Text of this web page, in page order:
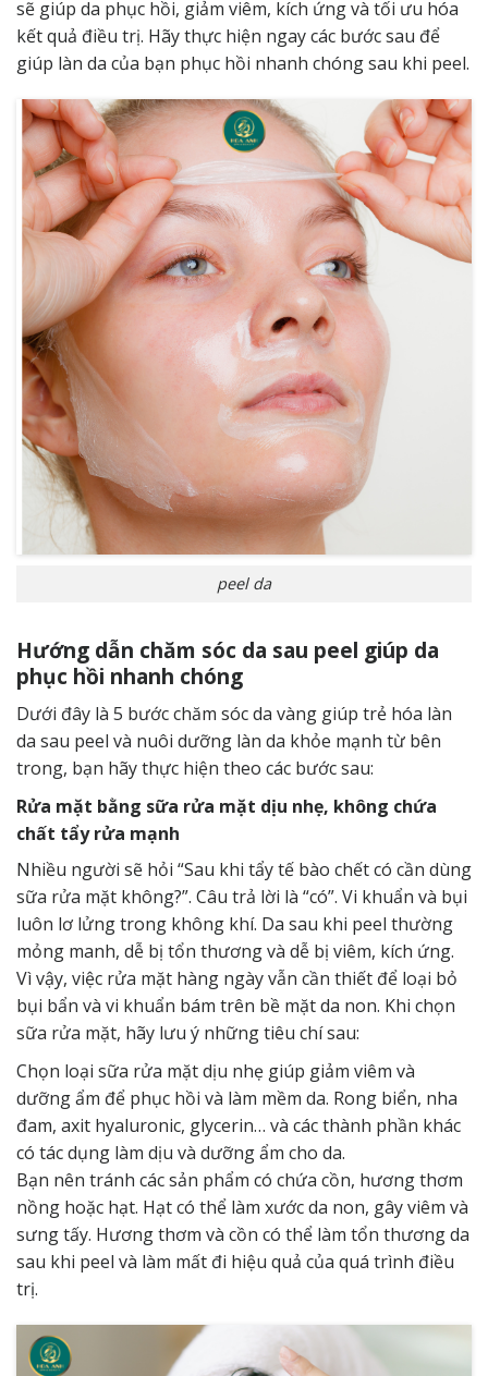
sẽ giúp da phục hồi, giảm viêm, kích ứng và tối ưu hóa
kết quả điều trị. Hãy thực hiện ngay các bước sau để
giúp làn da của bạn phục hồi nhanh chóng sau khi peel.
peel da
Hướng dẫn chăm sóc da sau peel giúp da
phục hồi nhanh chóng
Dưới đây là 5 bước chăm sóc da vàng giúp trẻ hóa làn
da sau peel và nuôi dưỡng làn da khỏe mạnh từ bên
trong, bạn hãy thực hiện theo các bước sau:
Rửa mặt bằng sữa rửa mặt dịu nhẹ, không chứa
chất tẩy rửa mạnh
Nhiều người sẽ hỏi “Sau khi tẩy tế bào chết có cần dùng
sữa rửa mặt không?”. Câu trả lời là “có”. Vi khuẩn và bụi
luôn lơ lửng trong không khí. Da sau khi peel thường
mỏng manh, dễ bị tổn thương và dễ bị viêm, kích ứng.
Vì vậy, việc rửa mặt hàng ngày vẫn cần thiết để loại bỏ
bụi bẩn và vi khuẩn bám trên bề mặt da non. Khi chọn
sữa rửa mặt, hãy lưu ý những tiêu chí sau:
Chọn loại sữa rửa mặt dịu nhẹ giúp giảm viêm và
dưỡng ẩm để phục hồi và làm mềm da. Rong biển, nha
đam, axit hyaluronic, glycerin… và các thành phần khác
có tác dụng làm dịu và dưỡng ẩm cho da.
Bạn nên tránh các sản phẩm có chứa cồn, hương thơm
nồng hoặc hạt. Hạt có thể làm xước da non, gây viêm và
sưng tấy. Hương thơm và cồn có thể làm tổn thương da
sau khi peel và làm mất đi hiệu quả của quá trình điều
trị.